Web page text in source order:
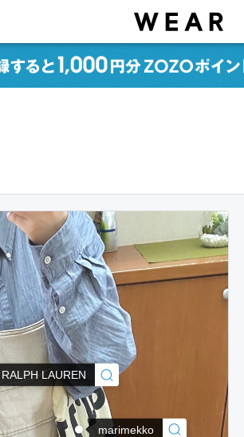
LAUREN
marimekko